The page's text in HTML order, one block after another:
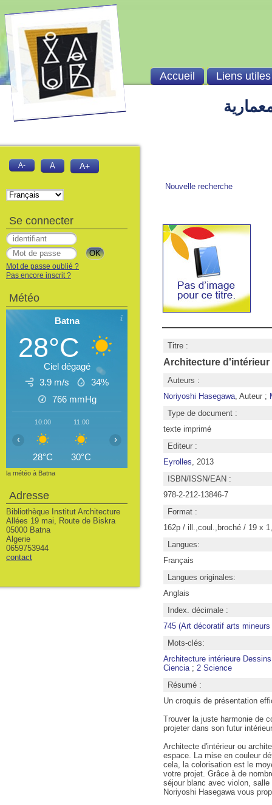
Nouvelle recherche
Titre :
Architecture
Auteurs :
Noriyoshi Hasegawa, Auteur ;
Type de document :
texte imprimé
Editeur :
Eyrolles, 2013
ISBN/ISSN/EAN :
978-2-212-13846-7
Format :
162p / ill.,coul.,broché / 19 x
Langues:
Français
Langues originales:
Anglais
Index. décimale :
745 (Art décoratif arts
Mots-clés:
Architecture intérieure
Ciencia ; 2 Science
Résumé :
Un croquis de présentation
Trouver la juste harmonie de
projeter dans son futur
Architecte d'intérieur ou
espace. La mise en couleur
cela, la colorisation est le
votre projet. Grâce à de
séjour blanc avec violon,
Noriyoshi Hasegawa vous
Accueil Liens utiles
A- A A+
Se connecter
Mot de passe oublié ?
Pas encore inscrit ?
Météo
Batna
28°C
Ciel dégagé
3.9 m/s
34%
766 mmHg
10:00
28°C
11:00
30°C 32°C 32°C
‹ ›
la météo à Batna
Adresse
Bibliothèque Institut Architecture
Allées 19 mai, Route de Biskra
05000 Batna
Algerie
0659753944
contact